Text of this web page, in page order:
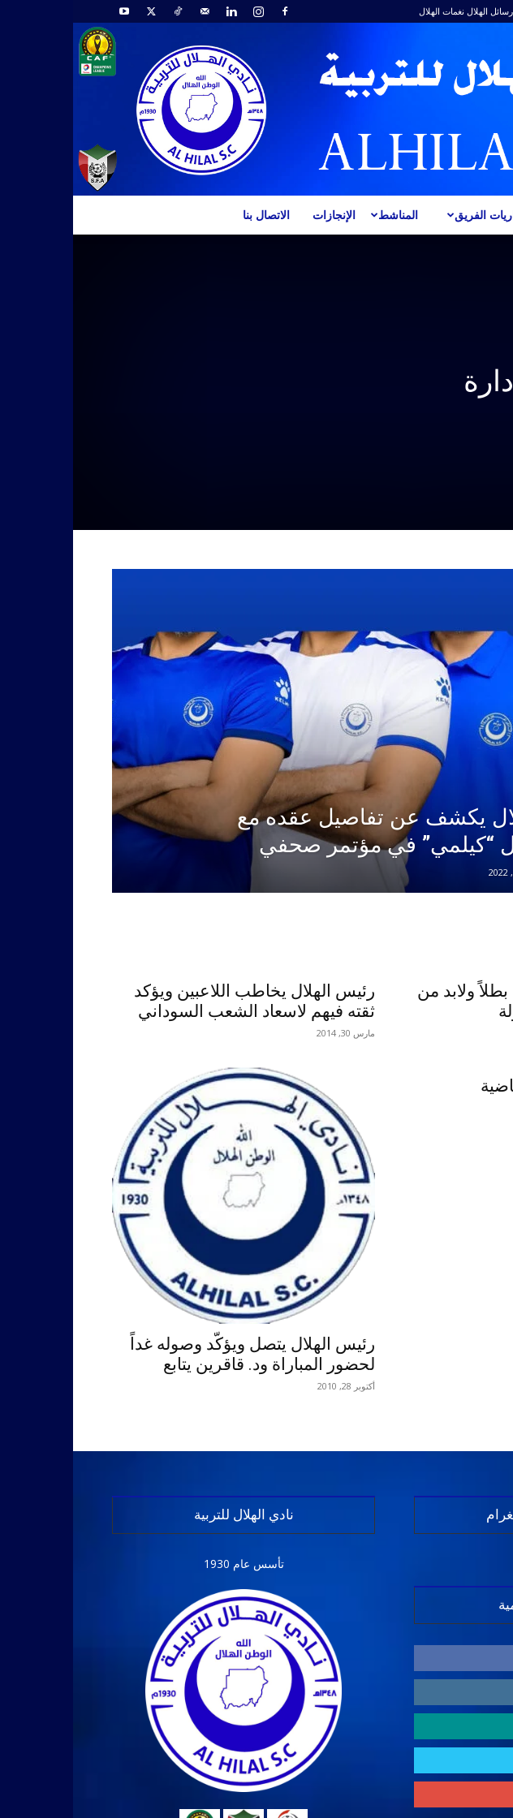
رسائل الهلال نغمات الهلال
الاتصال بنا الإنجازات المناشط الفريق
يكشف عن تفاصيل عقده مع
“كيلمي” في مؤتمر صحفي
رئيس الهلال يخاطب اللاعبين ويؤكد
ثقته فيهم لاسعاد الشعب السوداني
مارس 30, 2014
ولابد من
رئيس الهلال يتصل ويؤكّد وصوله غداً
لحضور المباراة ود. قاقرين يتابع
أكتوبر 28, 2010
نادي الهلال للتربية
تأسس عام 1930